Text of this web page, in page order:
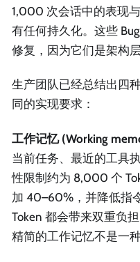
1,000 次会话中的表现
有任何持久化。这些
修复，因为它们是架构层
生产团队已经总结出四
同的实现要求：
工作记忆 (Working
当前任务、最近的工具
性限制约为 8,000 个
加 40–60%，并降低指
Token 都会带来双重负
精简的工作记忆不是一